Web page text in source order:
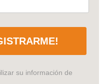
su información de